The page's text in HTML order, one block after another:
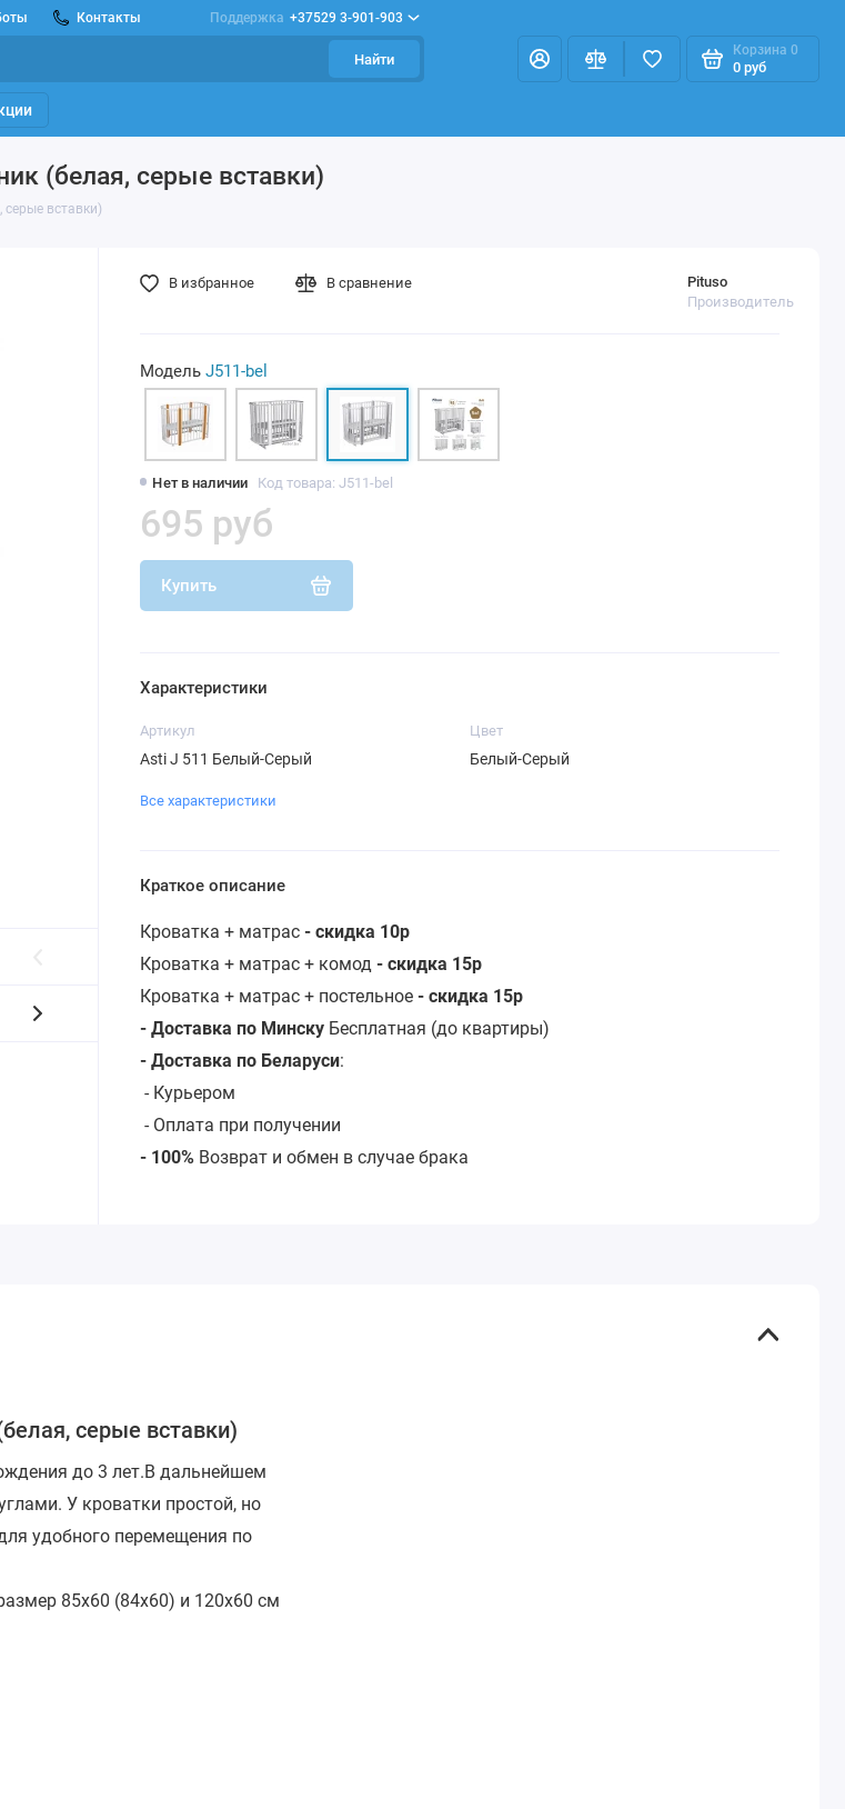
Контакты Поддержка +37529 3-901-903
Найти
Корзина 0
0 руб
(белая, серые вставки)
вставки)
Нет в наличии Код товара: J511-bel
Pituso
Производитель
695 руб
Купить
В избранное В сравнение
Модель J511-bel
Характеристики
Артикул
Asti J 511 Белый-Серый
Цвет
Белый-Серый
Все характеристики
Краткое описание
Кроватка + матрас - скидка 10р
Кроватка + матрас + комод - скидка 15р
Кроватка + матрас + постельное - скидка 15р
- Доставка по МинскуБесплатная (до квартиры)
- Доставка по Беларуси:
- Курьером
- Оплата при получении
- 100% Возврат и обмен в случае брака
серые вставки)
до 3 лет.В дальнейшем
У кроватки простой, но
удобного перемещения по
85х60 (84х60) и 120х60 см